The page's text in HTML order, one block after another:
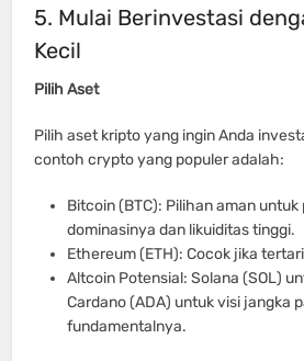
5. Mulai Berinvestasi
Kecil
Pilih Aset
Pilih aset kripto yang ingin Anda
contoh crypto yang populer adalah:
Bitcoin (BTC): Pilihan aman untuk
dominasinya dan likuiditas tinggi.
Ethereum (ETH): Cocok jika
Altcoin Potensial: Solana (SOL)
Cardano (ADA) untuk visi jangka
fundamentalnya.